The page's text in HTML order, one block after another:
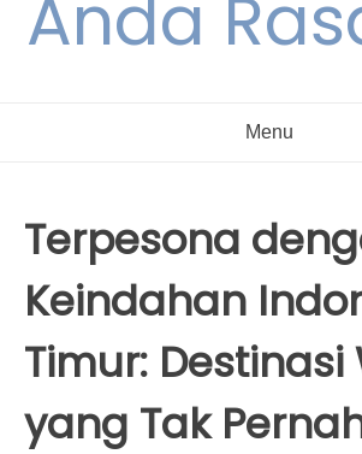
Anda
Menu
Terpesona
Keindahan
Timur: Destinasi
yang Tak